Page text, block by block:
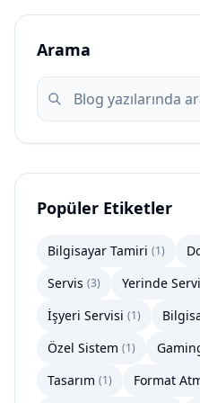
Arama
Popüler Etiketler
Bilgisayar Tamiri (1)
Servis (3) Yerinde
İşyeri Servisi (1)
Özel Sistem (1)
Tasarım (1) Format